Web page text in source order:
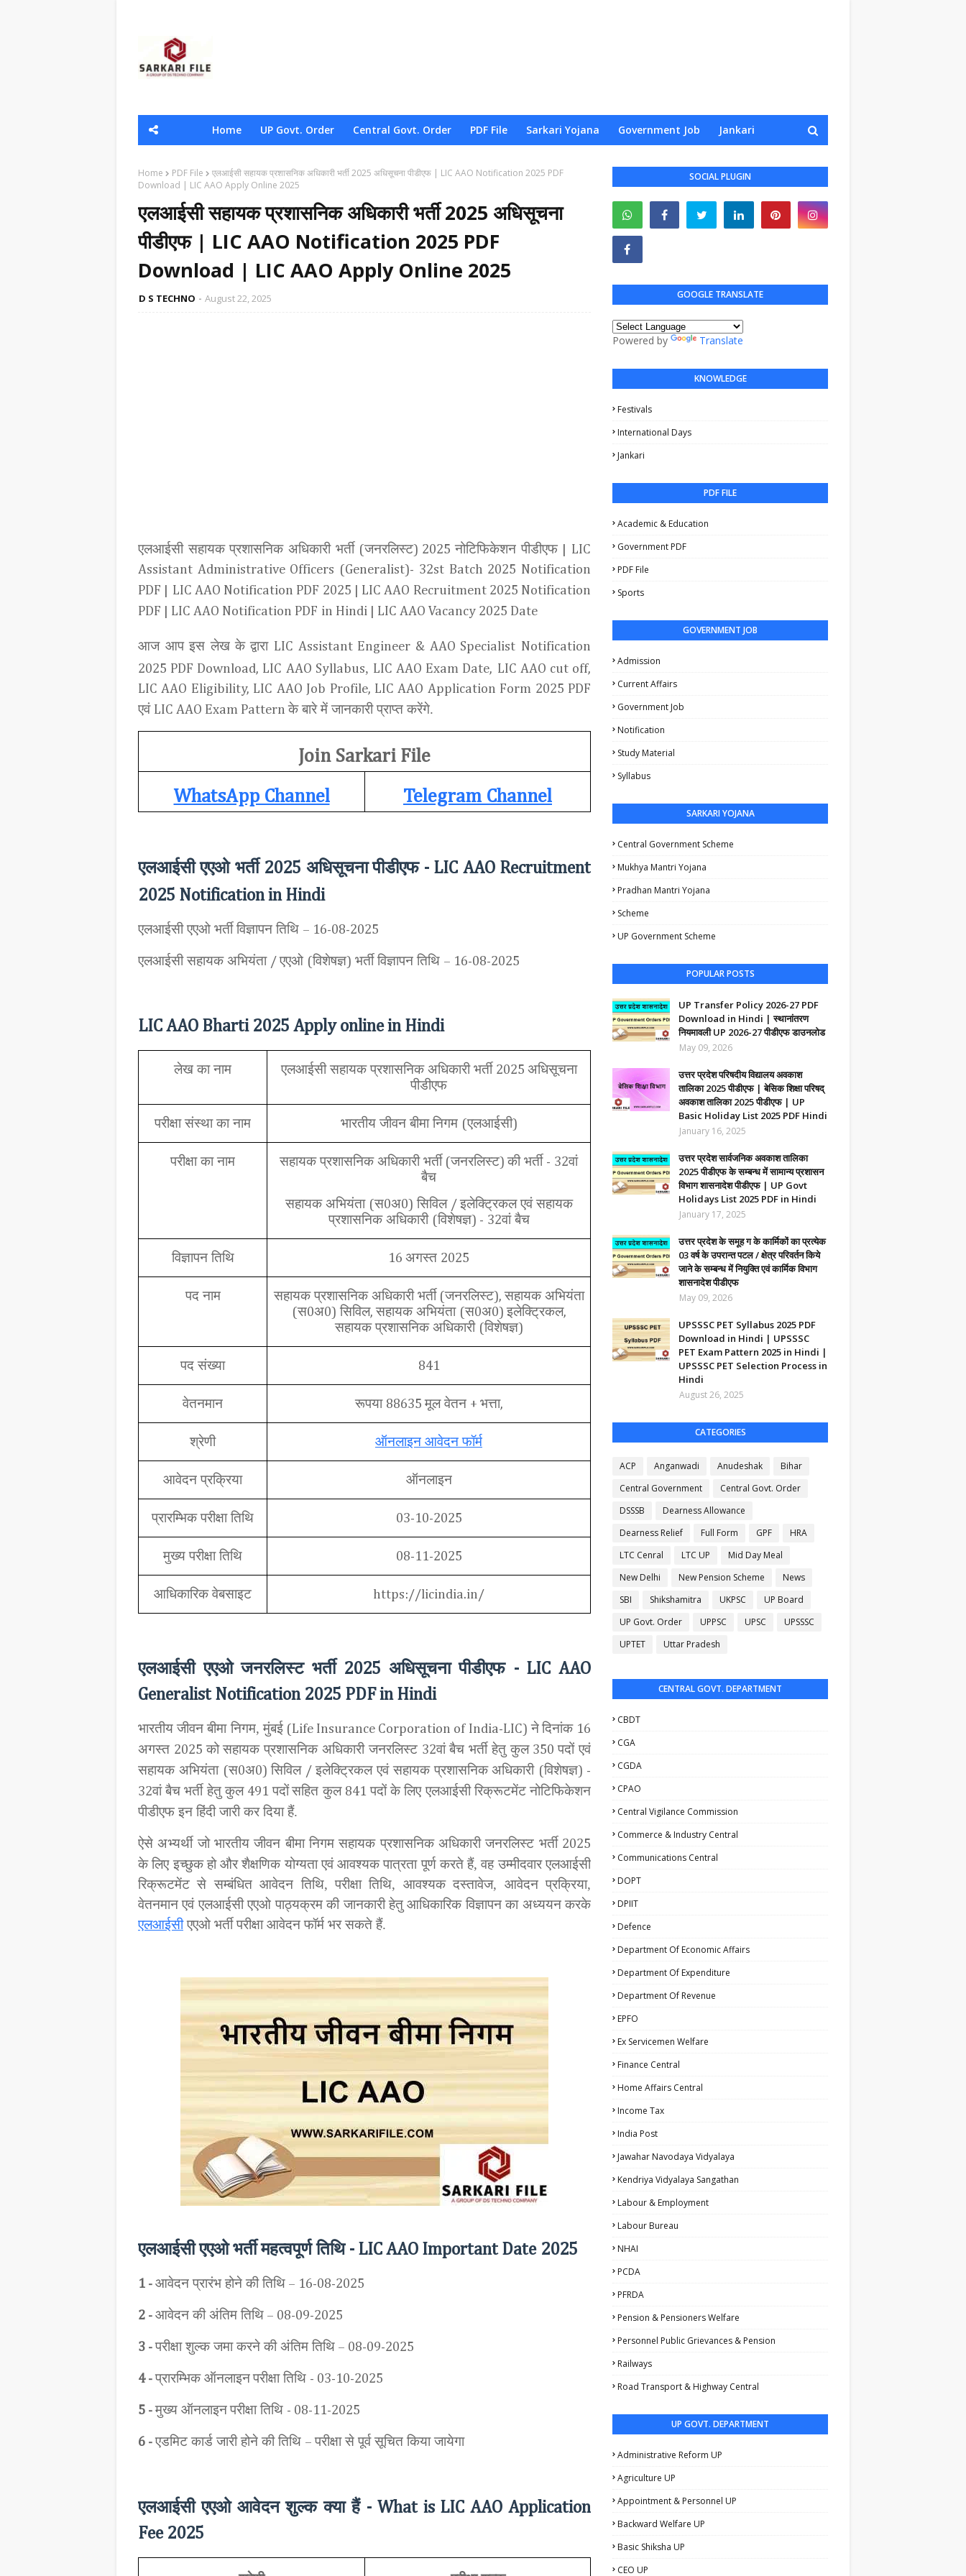
Home UP Govt. Order Central Govt. Order PDF File Sarkari Yojana Government Job Jankari
Home PDF File
एलआईसी सहायक प्रशासनिक अधिकारी भर्ती 2025 अधिसूचना पीडीएफ | LIC AAO Notification 2025 PDF
Download | LIC AAO Apply Online 2025
एलआईसी सहायक प्रशासनिक अधिकारी भर्ती 2025 अधिसूचना
पीडीएफ | LIC AAO Notification 2025 PDF
Download | LIC AAO Apply Online 2025
D S TECHNO August 22, 2025
एलआईसी सहायक प्रशासनिक अधिकारी भर्ती(जनरलिस्ट) 2025 नोटिफिकेशन पीडीएफ
LIC
Assistant Administrative Officers (Generalist)- 32st Batch 2025 Notification
PDF |
LIC AAO Notification PDF 2025 | LIC AAO Recruitment 2025 Notification
PDF | LIC AAO Notification PDF in Hindi | LIC AAO Vacancy 2025 Date
आज आप इस लेख के द्वारा LIC Assistant Engineer & AAO Specialist Notification
2025 PDF Download, LIC AAO Syllabus, LIC AAO Exam Date, LIC AAO cut off,
LIC AAO Eligibility, LIC AAO Job Profile, LIC AAO Application Form 2025 PDF
एवं LIC AAO Exam Pattern के बारे में जानकारी प्राप्त करेंगे.
Join Sarkari File
WhatsApp Channel Telegram Channel
एलआईसी एएओ भर्ती 2025 अधिसूचना पीडीएफ - LIC AAO Recruitment
2025 Notification in Hindi
एलआईसी एएओ भर्ती विज्ञापन तिथि – 16-08-2025
एलआईसी सहायक अभियंता / एएओ (विशेषज्ञ) भर्ती विज्ञापन तिथि – 16-08-2025
LIC AAO Bharti 2025 Apply online in Hindi
लेख का नाम एलआईसी सहायक प्रशासनिक अधिकारी भर्ती 2025 अधिसूचना
पीडीएफ
परीक्षा संस्था का नाम भारतीय जीवन बीमा निगम (एलआईसी)
परीक्षा का नाम सहायक प्रशासनिक अधिकारी भर्ती(जनरलिस्ट) की भर्ती - 32वां
बैच
सहायक अभियंता (स0अ0) सिविल / इलेक्ट्रिकल एवं सहायक
प्रशासनिक अधिकारी (विशेषज्ञ) - 32वां बैच
विज्ञापन तिथि 16 अगस्त 2025
पद नाम सहायक प्रशासनिक अधिकारी भर्ती(जनरलिस्ट), सहायक अभियंता
(स0अ0) सिविल, सहायक अभियंता (स0अ0) इलेक्ट्रिकल,
सहायक प्रशासनिक अधिकारी (विशेषज्ञ)
पद संख्या 841
वेतनमान रूपया 88635 मूल वेतन + भत्ता,
श्रेणी ऑनलाइन आवेदन फॉर्म
आवेदन प्रक्रिया ऑनलाइन
प्रारम्भिक परीक्षा तिथि 03-10-2025
मुख्य परीक्षा तिथि 08-11-2025
आधिकारिक वेबसाइट https://licindia.in/
एलआईसी एएओ जनरलिस्ट भर्ती 2025 अधिसूचना पीडीएफ - LIC AAO
Generalist Notification 2025 PDF in Hindi
भारतीय जीवन बीमा निगम, मुंबई(Life Insurance Corporation of India-LIC) ने दिनांक 16
अगस्त 2025 को सहायक प्रशासनिक अधिकारी जनरलिस्ट 32वां बैच भर्ती हेतु कुल 350पदों एवं
सहायक अभियंता (स0अ0) सिविल /इलेक्ट्रिकल एवं सहायक प्रशासनिक अधिकारी (विशेषज्ञ) -
32वां बैच भर्ती हेतु कुल 491 पदों सहित कुल 841 पदों के लिए एलआईसी रिक्रूटमेंट नोटिफिकेशन
पीडीएफ इन हिंदी जारी कर दिया हैं.
ऐसे अभ्यर्थी जो भारतीय जीवन बीमा निगम सहायक प्रशासनिक अधिकारी जनरलिस्ट भर्ती 2025
के लिए इच्छुक हो और शैक्षणिक योग्यता एवं आवश्यक पात्रता पूर्ण करते हैं, वह उम्मीदवार एलआईसी
रिक्रूटमेंट से सम्बंधित आवेदन तिथि, परीक्षा तिथि, आवश्यक दस्तावेज, आवेदन प्रक्रिया,
वेतनमान एवं एलआईसी एएओ पाठ्यक्रम की जानकारी हेतु आधिकारिक विज्ञापन का अध्ययन करके
एलआईसीएएओ भर्ती परीक्षा आवेदन फॉर्म भर सकते हैं.
एलआईसी एएओ भर्ती महत्वपूर्ण तिथि - LIC AAO Important Date 2025
1 - आवेदन प्रारंभ होने की तिथि – 16-08-2025
2 - आवेदन की अंतिम तिथि – 08-09-2025
3 - परीक्षा शुल्क जमा करने की अंतिम तिथि – 08-09-2025
4 - प्रारम्भिक ऑनलाइनपरीक्षा तिथि - 03-10-2025
5 - मुख्य ऑनलाइनपरीक्षा तिथि - 08-11-2025
6 - एडमिट कार्ड जारी होने की तिथि – परीक्षा से पूर्व सूचित किया जायेगा
एलआईसी एएओ आवेदन शुल्क क्या हैं - What is LIC AAO Application
Fee 2025
SOCIAL PLUGIN
GOOGLE TRANSLATE
Powered by Translate
KNOWLEDGE
Festivals
International Days
Jankari
PDF FILE
Academic & Education
Government PDF
PDF File
Sports
GOVERNMENT JOB
Admission
Current Affairs
Government Job
Notification
Study Material
Syllabus
SARKARI YOJANA
Central Government Scheme
Mukhya Mantri Yojana
Pradhan Mantri Yojana
Scheme
UP Government Scheme
POPULAR POSTS
UP Transfer Policy 2026-27 PDF
Download in Hindi | स्थानांतरण
नियमावली UP 2026-27 पीडीएफ डाउनलोड
May 09, 2026
उत्तर प्रदेश परिषदीय विद्यालय अवकाश
तालिका 2025 पीडीएफ | बेसिक शिक्षा परिषद्
अवकाश तालिका 2025 पीडीएफ | UP
Basic Holiday List 2025 PDF Hindi
January 16, 2025
उत्तर प्रदेश सार्वजनिक अवकाश तालिका
2025 पीडीएफ के सम्बन्ध में सामान्य प्रशासन
विभाग शासनादेश पीडीएफ | UP Govt
Holidays List 2025 PDF in Hindi
January 17, 2025
उत्तर प्रदेश के समूह ग के कार्मिकों का प्रत्येक
03 वर्ष के उपरान्त पटल / क्षेत्र परिवर्तन किये
जाने के सम्बन्ध में नियुक्ति एवं कार्मिक विभाग
शासनादेश पीडीएफ
May 09, 2026
UPSSSC PET Syllabus 2025 PDF
Download in Hindi | UPSSSC
PET Exam Pattern 2025 in Hindi |
UPSSSC PET Selection Process in
Hindi
August 26, 2025
CATEGORIES
ACP Anganwadi Anudeshak
Bihar
Central Government
Central Govt. Order
DSSSB
Dearness Allowance
Dearness Relief
Full Form GPF
HRA
LTC Cenral
LTC UP
Mid Day Meal
New Delhi
New Pension Scheme
News
SBI
Shikshamitra UKPSC
UP Board
UP Govt. Order
UPPSC UPSC
UPSSSC
UPTET
Uttar Pradesh
CENTRAL GOVT. DEPARTMENT
CBDT
CGA
CGDA
CPAO
Central Vigilance Commission
Commerce & Industry Central
Communications Central
DOPT
DPIIT
Defence
Department Of Economic Affairs
Department Of Expenditure
Department Of Revenue
EPFO
Ex Servicemen Welfare
Finance Central
Home Affairs Central
Income Tax
India Post
Jawahar Navodaya Vidyalaya
Kendriya Vidyalaya Sangathan
Labour & Employment
Labour Bureau
NHAI
PCDA
PFRDA
Pension & Pensioners Welfare
Personnel Public Grievances & Pension
Railways
Road Transport & Highway Central
UP GOVT. DEPARTMENT
Administrative Reform UP
Agriculture UP
Appointment & Personnel UP
Backward Welfare UP
Basic Shiksha UP
CEO UP